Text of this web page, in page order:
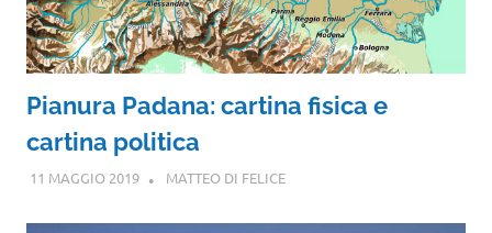
Pianura Padana: cartina fisica e
cartina politica
11 MAGGIO 2019 MATTEO DI FELICE